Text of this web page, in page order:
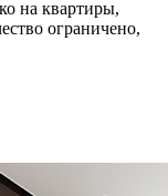
на квартиры,
ограничено,